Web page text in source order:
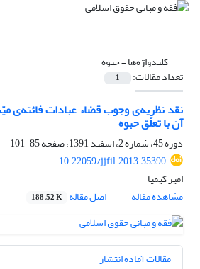
کلیدواژه‌ها =حبوه
تعداد مقالات: 1
نقد نظریه‌ی وجوب قضاء عبادات فائته‌ی
آن با تعلّق حبوه
دوره 45، شماره 2، اسفند 1391، صفحه
85-101
10.22059/jjfil.2013.35390
امیر کیمیا
مشاهده مقاله
اصل مقاله 188.52 K
مقالات آماده انتشار